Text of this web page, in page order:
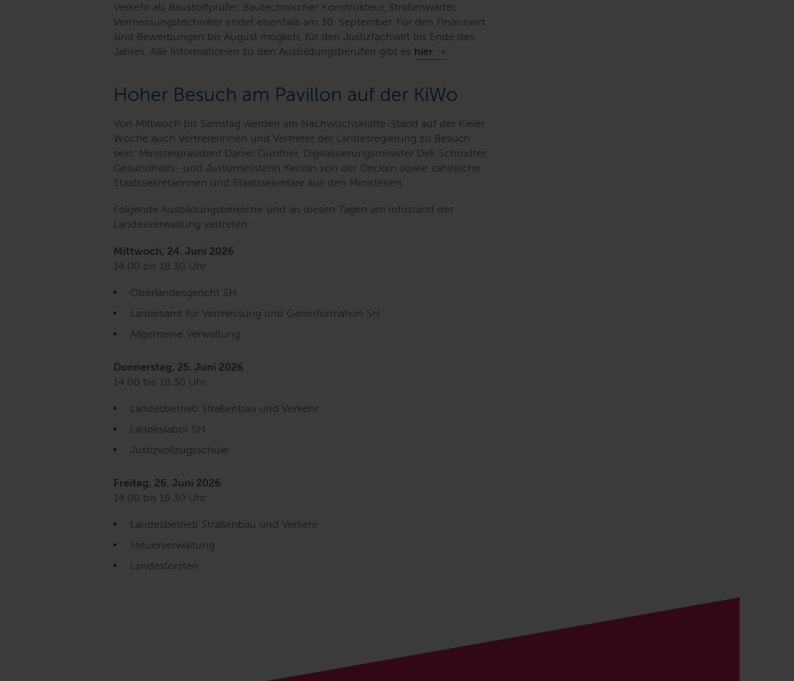
Verkehr als Baustoffprüfer, Bautechnischer Konstrukteur, Straßenwärter,
Vermessungstechniker endet ebenfalls am 30. September. Für den Finanzwirt
sind Bewerbungen bis August möglich, für den Justizfachwirt bis Ende des
Jahres. Alle Informationen zu den Ausbildungsberufen gibt es hier .
Hoher Besuch am Pavillon auf der KiWo
Von Mittwoch bis Samstag werden am Nachwuchskräfte-Stand auf der Kieler
Woche auch Vertreterinnen und Vertreter der Landesregierung zu Besuch
sein: Ministerpräsident Daniel Günther, Digitalisierungsminister Dirk Schrödter,
Gesundheits- und Justizministerin Kerstin von der Decken sowie zahlreiche
Staatssekretärinnen und Staatssekretäre aus den Ministerien.
Folgende Ausbildungsbereiche sind an diesen Tagen am Infostand der
Landesverwaltung vertreten:
Mittwoch, 24. Juni 2026
14.00 bis 18.30 Uhr
Oberlandesgericht SH
Landesamt für Vermessung und Geoinformation SH
Allgemeine Verwaltung
Donnerstag, 25. Juni 2026
14.00 bis 18.30 Uhr
Landesbetrieb Straßenbau und Verkehr
Landeslabor SH
Justizvollzugsschule
Freitag, 26. Juni 2026
14.00 bis 18.30 Uhr
Landesbetrieb Straßenbau und Verkehr
Steuerverwaltung
Landesforsten